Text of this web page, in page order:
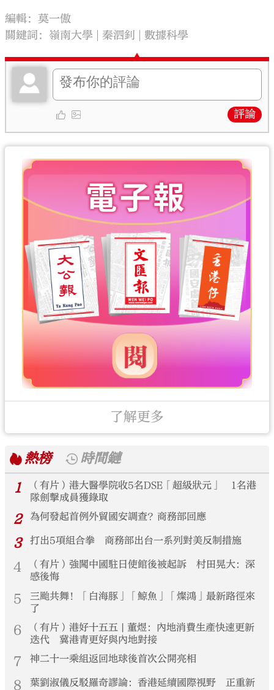
編輯：莫一傲
關鍵詞：嶺南大學 秦泗釗 數據科學
評論
了解更多
熱榜
時間鏈
1
（有片）港大醫學院收5名DSE「超級狀元」 1名港
隊劍擊成員獲錄取
2 為何發起首例外貿國安調查？商務部回應
3 打出5項組合拳 商務部出台一系列對美反制措施
4
（有片）強闖中國駐日使館後被起訴 村田晃大：深
感後悔
5
三颱共舞！「白海豚」「鯨魚」「燦鴻」最新路徑來
了
6
（有片）港好十五五 | 董煜：內地消費生產快速更新
迭代 冀港青更好與內地對接
7 神二十一乘組返回地球後首次公開亮相
8
葉劉淑儀反駁羅奇謬論：香港延續國際視野 正重新